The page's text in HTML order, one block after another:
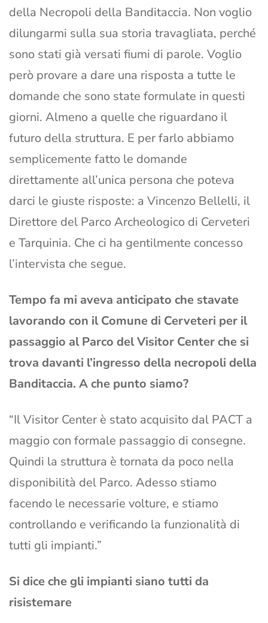
della Necropoli della Banditaccia. Non voglio
dilungarmi sulla sua storia travagliata, perché
sono stati già versati fiumi di parole. Voglio
però provare a dare una risposta a tutte le
domande che sono state formulate in questi
giorni. Almeno a quelle che riguardano il
futuro della struttura. E per farlo abbiamo
semplicemente fatto le domande
direttamente all’unica persona che poteva
darci le giuste risposte: a Vincenzo Bellelli, il
Direttore del Parco Archeologico di Cerveteri
e Tarquinia. Che ci ha gentilmente concesso
l’intervista che segue.
Tempo fa mi aveva anticipato che stavate
lavorando con il Comune di Cerveteri per il
passaggio al Parco del Visitor Center che si
trova davanti l’ingresso della necropoli della
Banditaccia. A che punto siamo?
“Il Visitor Center è stato acquisito dal PACT a
maggio con formale passaggio di consegne.
Quindi la struttura è tornata da poco nella
disponibilità del Parco. Adesso stiamo
facendo le necessarie volture, e stiamo
controllando e verificando la funzionalità di
tutti gli impianti.”
Si dice che gli impianti siano tutti da
risistemare